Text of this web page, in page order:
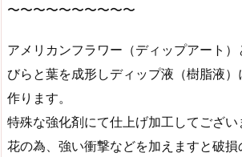
〜〜〜〜〜〜〜〜〜〜
アメリカンフラワー（ディップアート
びらと葉を成形しディップ液（樹脂液
作ります。
特殊な強化剤にて仕上げ加工してござ
花の為、強い衝撃などを加えますと破損